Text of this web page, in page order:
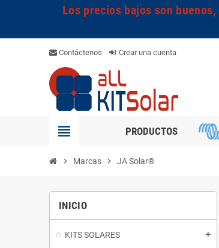
Los precios bajos son buenos,
Contáctenos Crear una cuenta
view_headline PRODUCTOS
chevron_right Marcas chevron_right JA Solar®
INICIO
KITS SOLARES add